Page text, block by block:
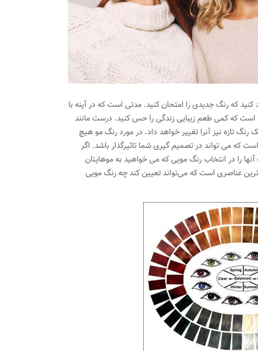
که رنگ جدیدی را امتحان کنید. مدتی است که در آینه با
است که کمی طعم زیبایی زندگی را حس کنید. درست مانند
تازه نیز آنرا تغییر خواهد داد. در مورد رنگ مو هیچ
که می تواند در تصمیم گیری شما تاثیرگذار باشد. اگر
را در انتخاب رنگ مویی که می خواهید به موهایتان
عناصری است که می‌تواند تعیین کند چه رنگ مویی